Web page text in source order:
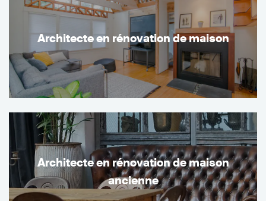
Architecte en rénovation de maison
Architecte en rénovation de maison
ancienne